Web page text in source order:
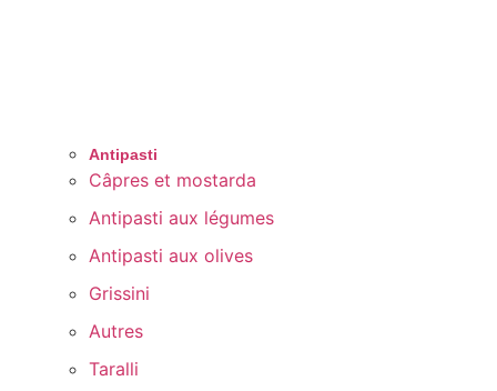
Antipasti
Câpres et mostarda
Antipasti aux légumes
Antipasti aux olives
Grissini
Autres
Taralli